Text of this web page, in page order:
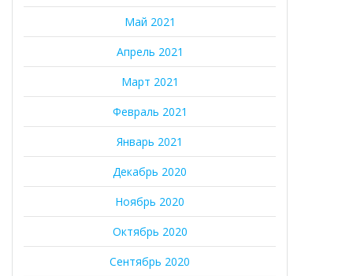
Май 2021
Апрель 2021
Март 2021
Февраль 2021
Январь 2021
Декабрь 2020
Ноябрь 2020
Октябрь 2020
Сентябрь 2020